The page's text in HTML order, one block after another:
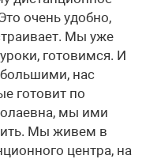
очень удобно,
Мы уже
готовимся. И
нас
готовит по
мы ими
Мы живем в
центра, на